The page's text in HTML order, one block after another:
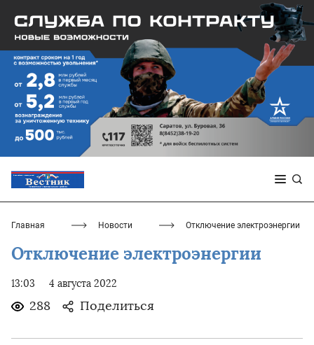
Главная Новости Отключение электроэнергии
Отключение электроэнергии
13:03 4 августа 2022
288 Поделиться